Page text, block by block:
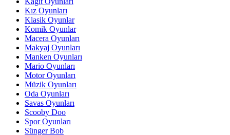
Kız Oyunları
Klasik Oyunlar
Komik Oyunlar
Macera Oyunları
Makyaj Oyunları
Manken Oyunları
Mario Oyunları
Motor Oyunları
Müzik Oyunları
Oda Oyunları
Savas Oyunları
Scooby Doo
Spor Oyunları
Sünger Bob